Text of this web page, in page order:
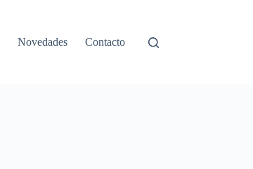
Novedades Contacto